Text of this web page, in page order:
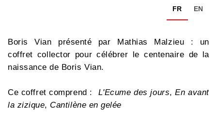
FR EN
Boris Vian présenté par Mathias Malzieu : un
coffret collector pour célébrer le centenaire de la
naissance de Boris Vian.
Ce coffret comprend : L'Ecume des jours,En avant
la zizique, Cantilène en gelée